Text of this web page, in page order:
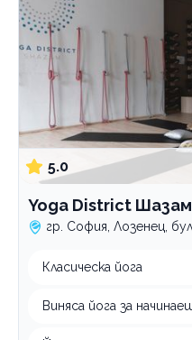
5.0
Yoga District Шазам
гр. София, Лозенец,
Класическа йога
Виняса йога за